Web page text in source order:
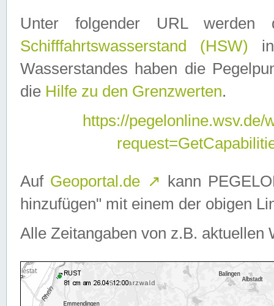
Unter folgender URL
Schifffahrtswasserstand (HSW)
Wasserstandes haben die
die Hilfe zu den Grenzwerten.
https://
Auf Geoportal.de ↗ kann
hinzufügen" mit einem der obigen
Alle Zeitangaben von z.B. aktuellen